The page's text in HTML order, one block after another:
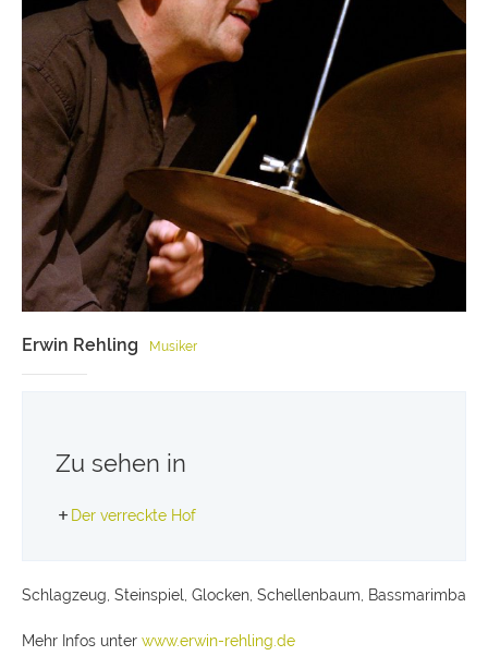
Erwin Rehling Musiker
Zu sehen in
Der verreckte Hof
Schlagzeug, Steinspiel, Glocken, Schellenbaum, Bassmarimba
Mehr Infos unter www.erwin-rehling.de